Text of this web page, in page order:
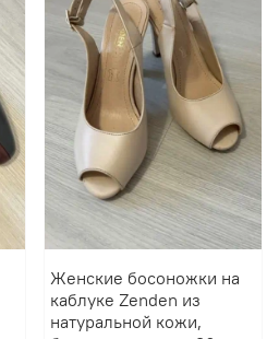
Женские босоножки на
каблуке Zenden из
натуральной кожи,